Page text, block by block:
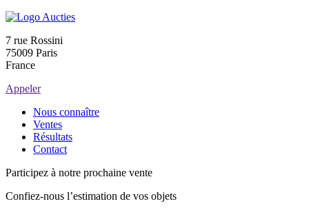
7 rue Rossini
75009 Paris
France
Appeler
Nous connaître
Ventes
Résultats
Contact
Participez à notre prochaine vente
Confiez-nous l’estimation de vos objets